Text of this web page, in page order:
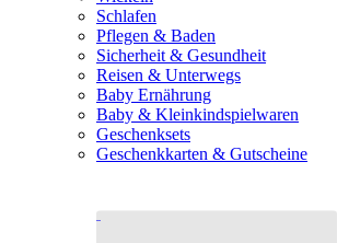
Schlafen
Pflegen & Baden
Sicherheit & Gesundheit
Reisen & Unterwegs
Baby Ernährung
Baby & Kleinkindspielwaren
Geschenksets
Geschenkkarten & Gutscheine